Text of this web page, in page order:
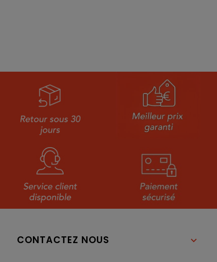
CONTACTEZ NOUS 